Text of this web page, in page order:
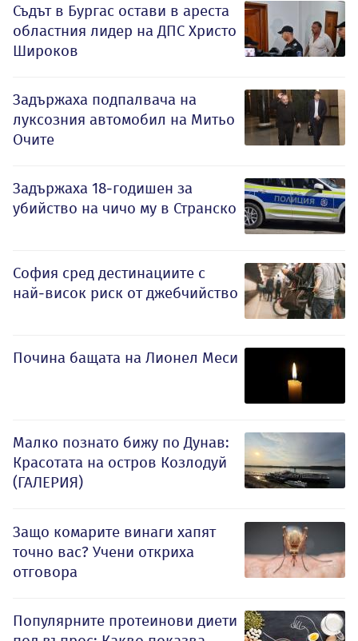
Съдът в Бургас остави в ареста
областния лидер на ДПС Христо
Широков
Задържаха подпалвача на
луксозния автомобил на Митьо
Очите
Задържаха 18-годишен за
убийство на чичо му в Странско
София сред дестинациите с
най-висок риск от джебчийство
Почина бащата на Лионел Меси
Малко познато бижу по Дунав:
Красотата на остров Козлодуй
(ГАЛЕРИЯ)
Защо комарите винаги хапят
точно вас? Учени откриха
отговора
Популярните протеинови диети